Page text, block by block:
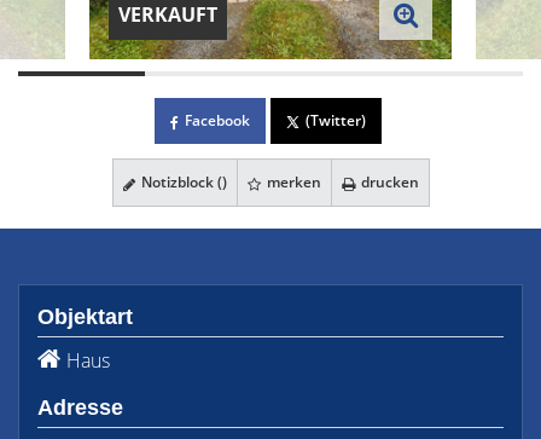
VERKAUFT
Facebook (Twitter)
Notizblock () merken drucken
Objektart
Haus
Adresse